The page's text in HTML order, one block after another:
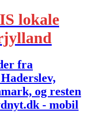
lokale
fra
og resten
- mobil